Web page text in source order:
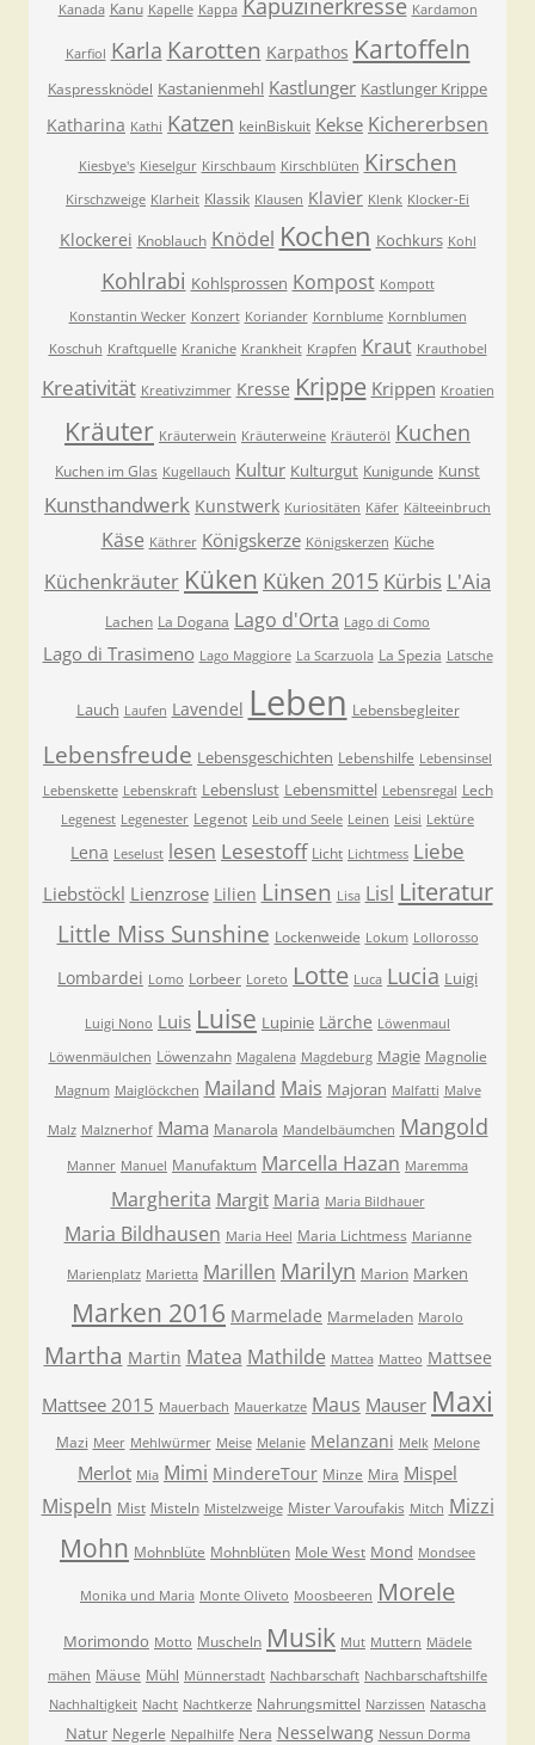
Kanada Kanu Kapelle Kappa Kardamon
Karfiol Karla Karotten Karpathos Kartoffeln
Kaspressknödel Kastanienmehl Kastlunger Kastlunger Krippe
Katharina Kathi Katzen keinBiskuit Kekse Kichererbsen
Kiesbye's Kieselgur Kirschbaum Kirschblüten Kirschen
Kirschzweige Klarheit Klassik Klausen Klavier Klenk Klocker-Ei
Klockerei Knoblauch Knödel Kochen Kochkurs Kohl
Kohlrabi Kohlsprossen Kompost Kompott
Konstantin Wecker Konzert Koriander Kornblume Kornblumen
Koschuh Kraftquelle Kraniche Krankheit Krapfen Kraut Krauthobel
Kreativität Kreativzimmer Kresse Krippe Krippen Kroatien
Kräuter Kräuterwein Kräuterweine Kräuteröl Kuchen
Kuchen im Glas Kugellauch Kultur Kulturgut Kunigunde Kunst
Kunsthandwerk Kunstwerk Kuriositäten Käfer Kälteeinbruch
Käse Käthrer Königskerze Königskerzen Küche
Küchenkräuter Küken Küken 2015 Kürbis L'Aia
Lachen La Dogana Lago d'Orta Lago di Como
Lago di Trasimeno Lago Maggiore La Scarzuola La Spezia Latsche
Lauch Laufen Lavendel Leben Lebensbegleiter
Lebensfreude Lebensgeschichten Lebenshilfe Lebensinsel
Lebenskette Lebenskraft Lebenslust Lebensmittel Lebensregal Lech
Legenest Legenester Legenot Leib und Seele Leinen Leisi Lektüre
Lena Leselust lesen Lesestoff Licht Lichtmess Liebe
Liebstöckl Lienzrose Lilien Linsen Lisa Lisl Literatur
Little Miss Sunshine Lockenweide Lokum Lollorosso
Lombardei Lomo Lorbeer Loreto Lotte Luca Lucia Luigi
Luigi Nono Luis Luise Lupinie Lärche Löwenmaul
Löwenmäulchen Löwenzahn Magalena Magdeburg Magie Magnolie
Magnum Maiglöckchen Mailand Mais Majoran Malfatti Malve
Malz Malznerhof Mama Manarola Mandelbäumchen Mangold
Manner Manuel Manufaktum Marcella Hazan Maremma
Margherita Margit Maria Maria Bildhauer
Maria Bildhausen Maria Heel Maria Lichtmess Marianne
Marienplatz Marietta Marillen Marilyn Marion Marken
Marken 2016 Marmelade Marmeladen Marolo
Martha Martin Matea Mathilde Mattea Matteo Mattsee
Mattsee 2015 Mauerbach Mauerkatze Maus Mauser Maxi
Mazi Meer Mehlwürmer Meise Melanie Melanzani Melk Melone
Merlot Mia Mimi MindereTour Minze Mira Mispel
Mispeln Mist Misteln Mistelzweige Mister Varoufakis Mitch Mizzi
Mohn Mohnblüte Mohnblüten Mole West Mond Mondsee
Monika und Maria Monte Oliveto Moosbeeren Morele
Morimondo Motto Muscheln Musik Mut Muttern Mädele
mähen Mäuse Mühl Münnerstadt Nachbarschaft Nachbarschaftshilfe
Nachhaltigkeit Nacht Nachtkerze Nahrungsmittel Narzissen Natascha
Natur Negerle Nepalhilfe Nera Nesselwang Nessun Dorma